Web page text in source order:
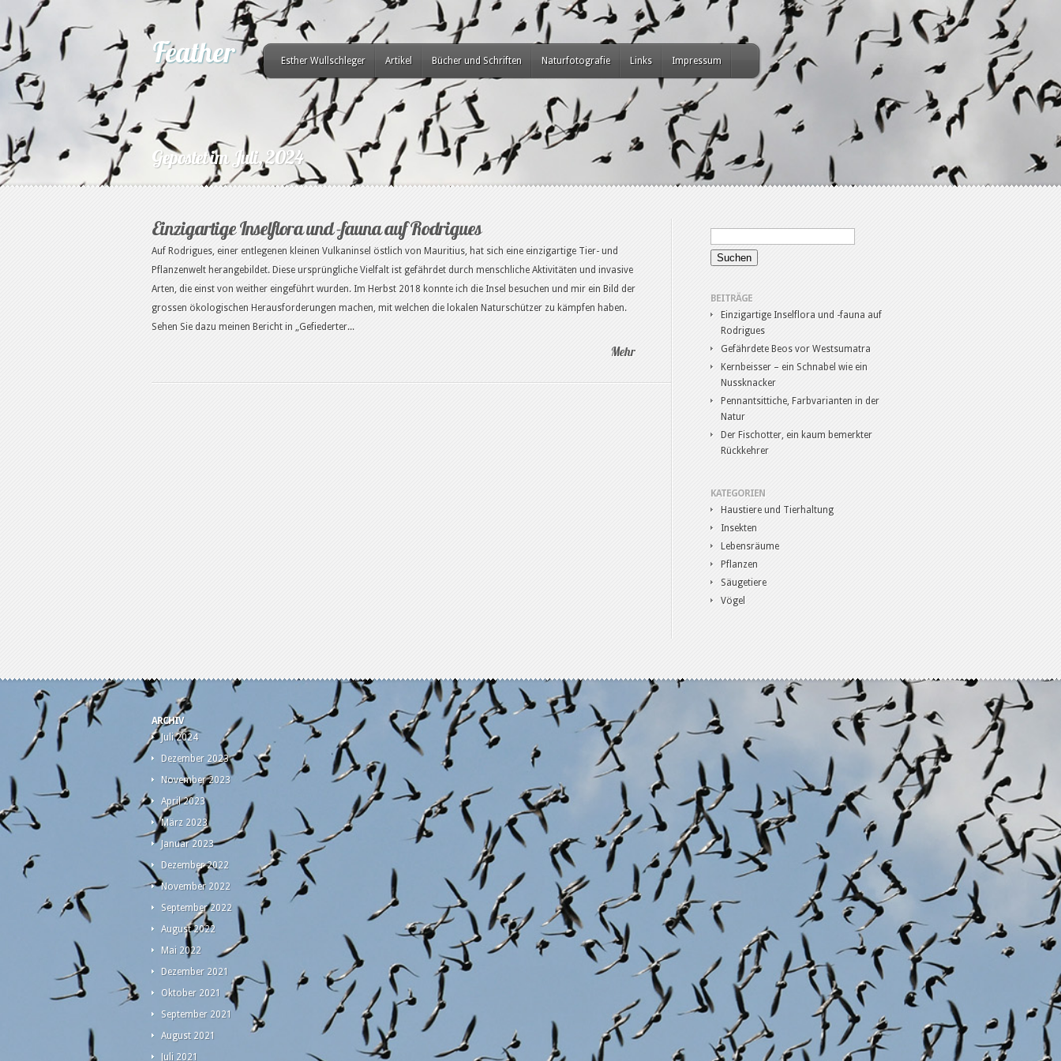
Esther Wullschleger Artikel Bücher und Schriften Naturfotografie Links Impressum
Gepostet im Juli, 2024
Einzigartige Inselflora und -fauna auf Rodrigues
Auf Rodrigues, einer entlegenen kleinen Vulkaninsel östlich von Mauritius, hat sich eine einzigartige Tier- und
Pflanzenwelt herangebildet. Diese ursprüngliche Vielfalt ist gefährdet durch menschliche Aktivitäten und invasive
Arten, die einst von weither eingeführt wurden. Im Herbst 2018 konnte ich die Insel besuchen und mir ein Bild der
grossen ökologischen Herausforderungen machen, mit welchen die lokalen Naturschützer zu kämpfen haben.
Sehen Sie dazu meinen Bericht in „Gefiederter...
Mehr
BEITRÄGE
Einzigartige Inselflora und -fauna auf
Rodrigues
Gefährdete Beos vor Westsumatra
Kernbeisser – ein Schnabel wie ein
Nussknacker
Pennantsittiche, Farbvarianten in der
Natur
Der Fischotter, ein kaum bemerkter
Rückkehrer
KATEGORIEN
Haustiere und Tierhaltung
Insekten
Lebensräume
Pflanzen
Säugetiere
Vögel
ARCHIV
Juli 2024
Dezember 2023
November 2023
April 2023
März 2023
Januar 2023
Dezember 2022
November 2022
September 2022
August 2022
Mai 2022
Dezember 2021
Oktober 2021
September 2021
August 2021
Juli 2021